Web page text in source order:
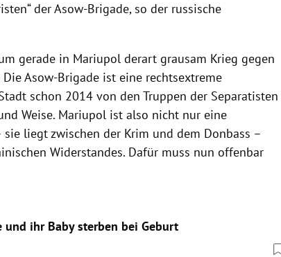
der Asow-Brigade, so der russische
gerade in Mariupol derart grausam Krieg gegen
Asow-Brigade ist eine rechtsextreme
schon 2014 von den Truppen der Separatisten
Weise. Mariupol ist also nicht nur eine
liegt zwischen der Krim und dem Donbass –
Widerstandes. Dafür muss nun offenbar
und ihr Baby sterben bei Geburt